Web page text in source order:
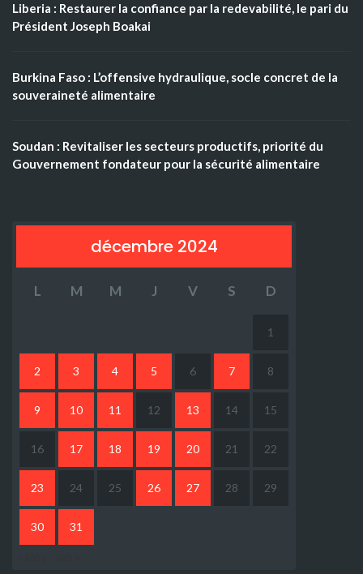
Liberia : Restaurer la confiance par la redevabilité, le pari du
Président Joseph Boakai
Burkina Faso : L’offensive hydraulique, socle concret de la
souveraineté alimentaire
Soudan : Revitaliser les secteurs productifs, priorité du
Gouvernement fondateur pour la sécurité alimentaire
décembre 2024
L M M J V S D
1
2 3 4 5 6 7 8
9 10 11 12 13 14 15
16 17 18 19 20 21 22
23 24 25 26 27 28 29
30 31